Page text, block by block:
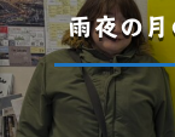
雨夜の